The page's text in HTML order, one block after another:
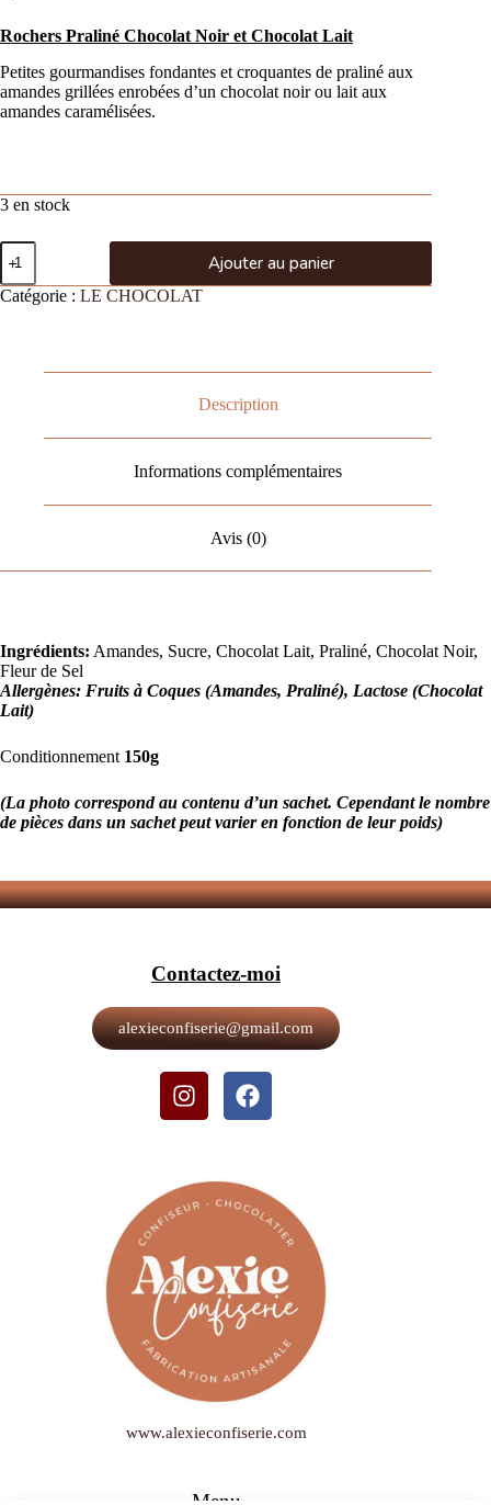
Rochers Praliné Chocolat Noir et Chocolat Lait
Petites gourmandises fondantes et croquantes de praliné aux
amandes grillées enrobées d’un chocolat noir ou lait aux
amandes caramélisées.
3 en stock
Ajouter au panier
Catégorie : LE CHOCOLAT
Description
Informations complémentaires
Avis (0)
Ingrédients: Amandes, Sucre, Chocolat Lait, Praliné, Chocolat Noir,
Fleur de Sel
Allergènes: Fruits à Coques (Amandes, Praliné), Lactose (Chocolat
Lait)
Conditionnement 150g
(La photo correspond au contenu d’un sachet. Cependant le nombre
de pièces dans un sachet peut varier en fonction de leur poids)
Contactez-moi
alexieconfiserie@gmail.com
www.alexieconfiserie.com